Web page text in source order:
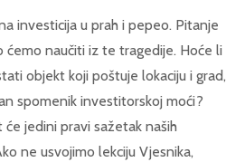
investicija u prah i pepeo. Pitanje
ćemo naučiti iz te tragedije. Hoće li
objekt koji poštuje lokaciju i grad,
spomenik investitorskoj moći?
jedini pravi sažetak naših
ne usvojimo lekciju Vjesnika,